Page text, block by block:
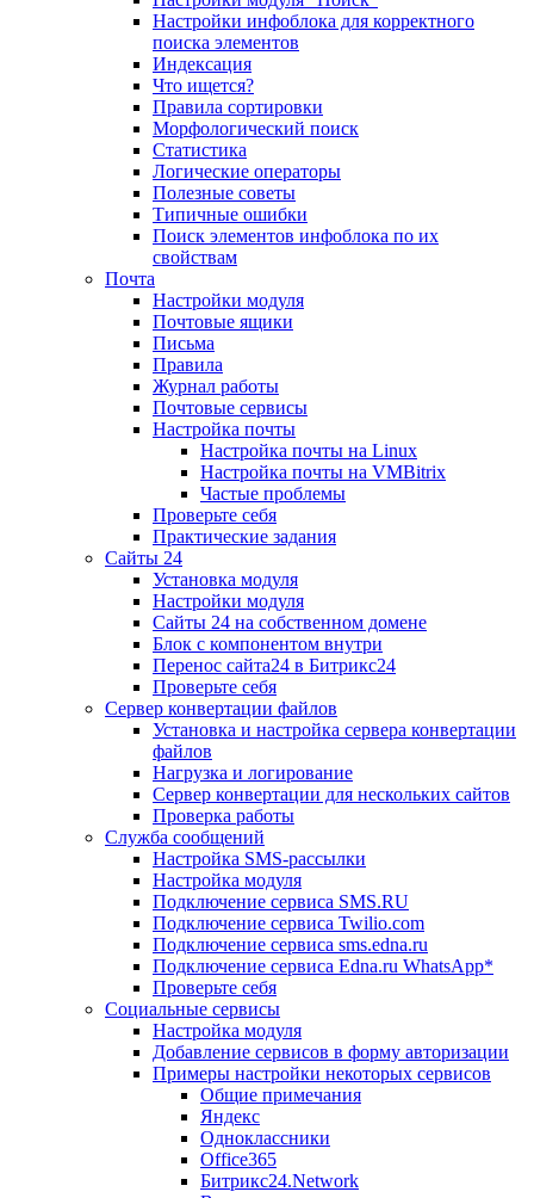
Настройки инфоблока для корректного
поиска элементов
Индексация
Что ищется?
Правила сортировки
Морфологический поиск
Статистика
Логические операторы
Полезные советы
Типичные ошибки
Поиск элементов инфоблока по их
свойствам
Почта
Настройки модуля
Почтовые ящики
Письма
Правила
Журнал работы
Почтовые сервисы
Настройка почты
Настройка почты на Linux
Настройка почты на VMBitrix
Частые проблемы
Проверьте себя
Практические задания
Сайты 24
Установка модуля
Настройки модуля
Сайты 24 на собственном домене
Блок с компонентом внутри
Перенос сайта24 в Битрикс24
Проверьте себя
Сервер конвертации файлов
Установка и настройка сервера конвертации
файлов
Нагрузка и логирование
Сервер конвертации для нескольких сайтов
Проверка работы
Служба сообщений
Настройка SMS-рассылки
Настройка модуля
Подключение сервиса SMS.RU
Подключение сервиса Twilio.com
Подключение сервиса sms.edna.ru
Подключение сервиса Edna.ru WhatsApp*
Проверьте себя
Социальные сервисы
Настройка модуля
Добавление сервисов в форму авторизации
Примеры настройки некоторых сервисов
Общие примечания
Яндекс
Одноклассники
Office365
Битрикс24.Network